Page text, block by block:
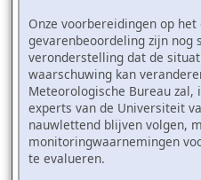
Onze voorbereidingen op
gevarenbeoordeling zijn nog
veronderstelling dat de
waarschuwing kan
Meteorologische Bureau
experts van de Universiteit
nauwlettend blijven volgen,
monitoringwaarnemingen
te evalueren.